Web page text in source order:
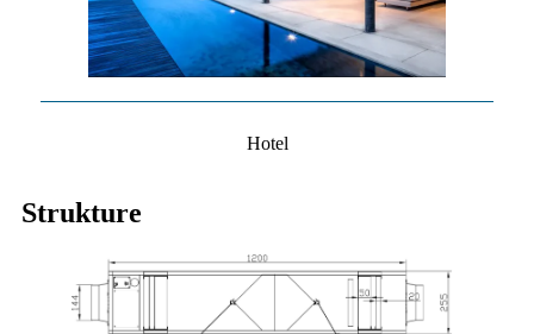
Hotel
Strukture